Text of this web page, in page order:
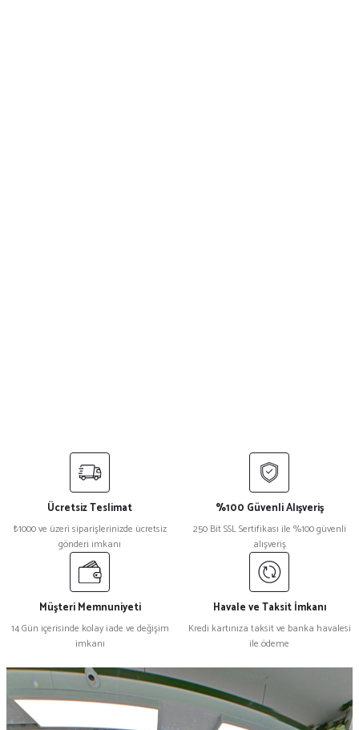
Ücretsiz Teslimat
₺1000 ve üzeri siparişlerinizde ücretsiz
gönderi imkanı
%100 Güvenli Alışveriş
250 Bit SSL Sertifikası ile %100 güvenli
alışveriş
Müşteri Memnuniyeti
14 Gün içerisinde kolay iade ve değişim
imkanı
Havale ve Taksit İmkanı
Kredi kartınıza taksit ve banka havalesi
ile ödeme